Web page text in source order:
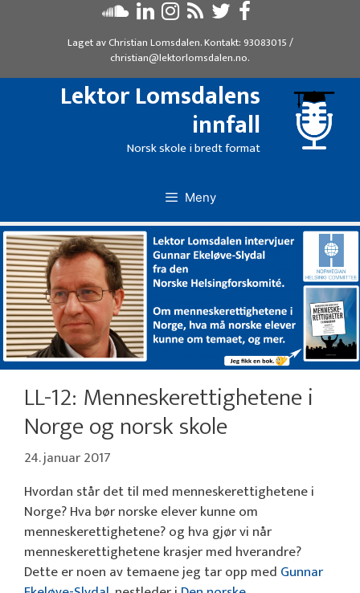
Laget avChristian Lomsdalen. Kontakt: 93083015/
christian@lektorlomsdalen.no.
Lektor Lomsdalens
innfall
Norsk skole i bredt format
Meny
LL-12: Menneskerettighetene i
Norge og norsk skole
24. januar 2017
Hvordan står det til med menneskerettighetene i
Norge? Hva bør norske elever kunne om
menneskerettighetene? og hva gjør vi når
menneskerettighetene krasjer med hverandre?
Dette er noen av temaene jeg tar opp med Gunnar